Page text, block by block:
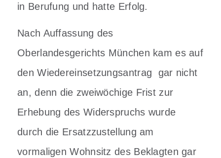
in Berufung und hatte Erfolg.
Nach Auffassung des
Oberlandesgerichts München kam es auf
den Wiedereinsetzungsantrag gar nicht
an, denn die zweiwöchige Frist zur
Erhebung des Widerspruchs wurde
durch die Ersatzzustellung am
vormaligen Wohnsitz des Beklagten gar